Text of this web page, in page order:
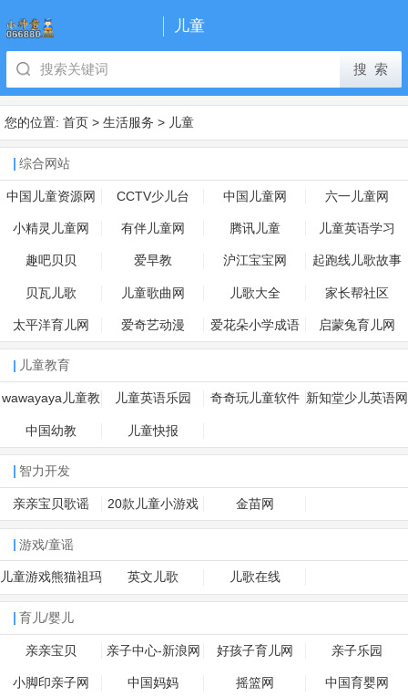
儿童
您的位置: 首页 > 生活服务 > 儿童
综合网站
中国儿童资源网 CCTV少儿台 中国儿童网 六一儿童网
小精灵儿童网 有伴儿童网 腾讯儿童 儿童英语学习
趣吧贝贝 爱早教 沪江宝宝网 起跑线儿歌故事
贝瓦儿歌 儿童歌曲网 儿歌大全 家长帮社区
太平洋育儿网 爱奇艺动漫 爱花朵小学成语 启蒙兔育儿网
儿童教育
wawayaya儿童教
育
儿童英语乐园 奇奇玩儿童软件 新知堂少儿英语网
中国幼教 儿童快报
智力开发
亲亲宝贝歌谣 20款儿童小游戏 金苗网
游戏/童谣
儿童游戏熊猫祖玛 英文儿歌 儿歌在线
育儿/婴儿
亲亲宝贝 亲子中心-新浪网 好孩子育儿网 亲子乐园
小脚印亲子网 中国妈妈 摇篮网 中国育婴网